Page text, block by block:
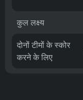
कुल लक्ष्य
दोनों टीमों के स्कोर
करने के लिए